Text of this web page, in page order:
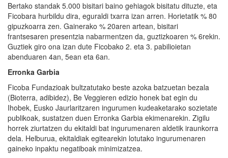
Bertako standak 5.000 bisitari baino gehiagok bisitatu dituzte, eta
Ficobara hurbildu dira, eguraldi txarra izan arren. Horietatik % 80
gipuzkoarra zen. Gainerako % 20aren artean, bisitari
frantsesaren presentzia nabarmentzen da, guztizkoaren % 6rekin.
Guztiek giro ona izan dute Ficobako 2. eta 3. pabilioietan
abenduaren 4an, 5ean eta 6an.
Erronka Garbia
Ficoba Fundazioak bultzatutako beste azoka batzuetan bezala
(Bioterra, adibidez), Be Veggieren edizio honek bat egin du
Ihobek, Eusko Jaurlaritzaren ingurumen kudeaketarako sozietate
publikoak, sustatzen duen Erronka Garbia ekimenarekin. Zigilu
horrek ziurtatzen du ekitaldi bat ingurumenaren aldetik iraunkorra
dela. Helburua, ekitaldiak egitearekin lotutako ingurumenaren
gaineko inpaktu negatiboak minimizatzea.